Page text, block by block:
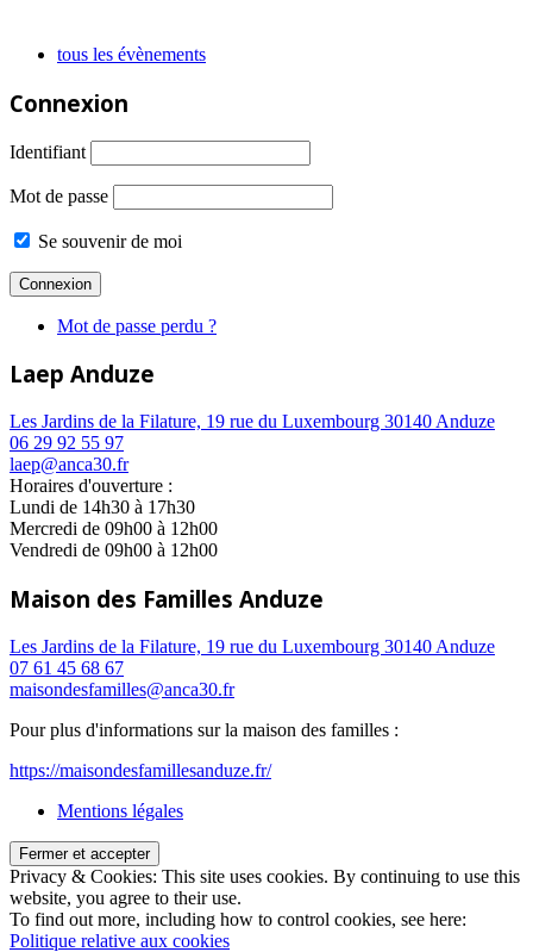
tous les évènements
Connexion
Identifiant
Mot de passe
Se souvenir de moi
Mot de passe perdu ?
Laep Anduze
Les Jardins de la Filature, 19 rue du Luxembourg 30140 Anduze
06 29 92 55 97
laep@anca30.fr
Horaires d'ouverture :
Lundi de 14h30 à 17h30
Mercredi de 09h00 à 12h00
Vendredi de 09h00 à 12h00
Maison des Familles Anduze
Les Jardins de la Filature, 19 rue du Luxembourg 30140 Anduze
07 61 45 68 67
maisondesfamilles@anca30.fr
Pour plus d'informations sur la maison des familles :
https://maisondesfamillesanduze.fr/
Mentions légales
Privacy & Cookies: This site uses cookies. By continuing to use this
website, you agree to their use.
To find out more, including how to control cookies, see here:
Politique relative aux cookies